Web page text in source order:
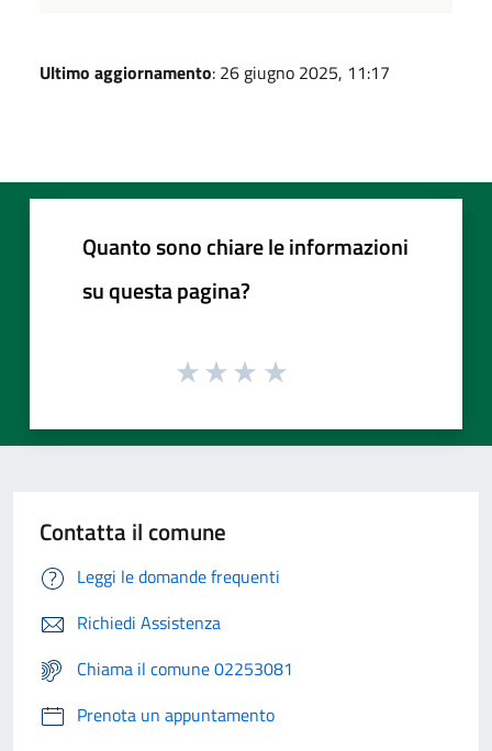
Ultimo aggiornamento: 26 giugno 2025, 11:17
Quanto sono chiare le informazioni
su questa pagina?
Contatta il comune
Leggi le domande frequenti
Richiedi Assistenza
Chiama il comune 02253081
Prenota un appuntamento